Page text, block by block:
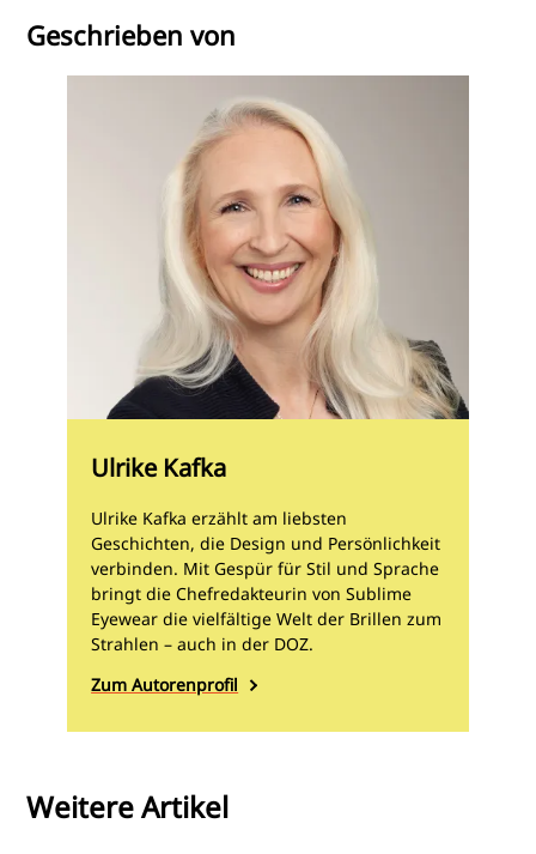
Geschrieben von
Ulrike Kafka
Ulrike Kafka erzählt am liebsten
Geschichten, die Design und Persönlichkeit
verbinden. Mit Gespür für Stil und Sprache
bringt die Chefredakteurin von Sublime
Eyewear die vielfältige Welt der Brillen zum
Strahlen – auch in der DOZ.
Zum Autorenprofil
Weitere Artikel